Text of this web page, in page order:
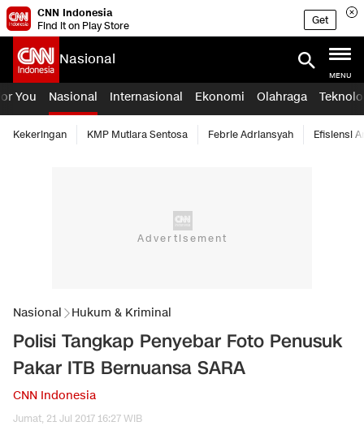
CNN Indonesia
Find it on Play Store
Get
Nasional
MENU
You Nasional Internasional Ekonomi Olahraga
Kekeringan KMP Mutiara Sentosa Febrie Adriansyah Efisiensi
Nasional Hukum & Kriminal
Polisi Tangkap Penyebar Foto Penusuk
Pakar ITB Bernuansa SARA
CNN Indonesia
Jumat, 21 Jul 2017 16:27 WIB